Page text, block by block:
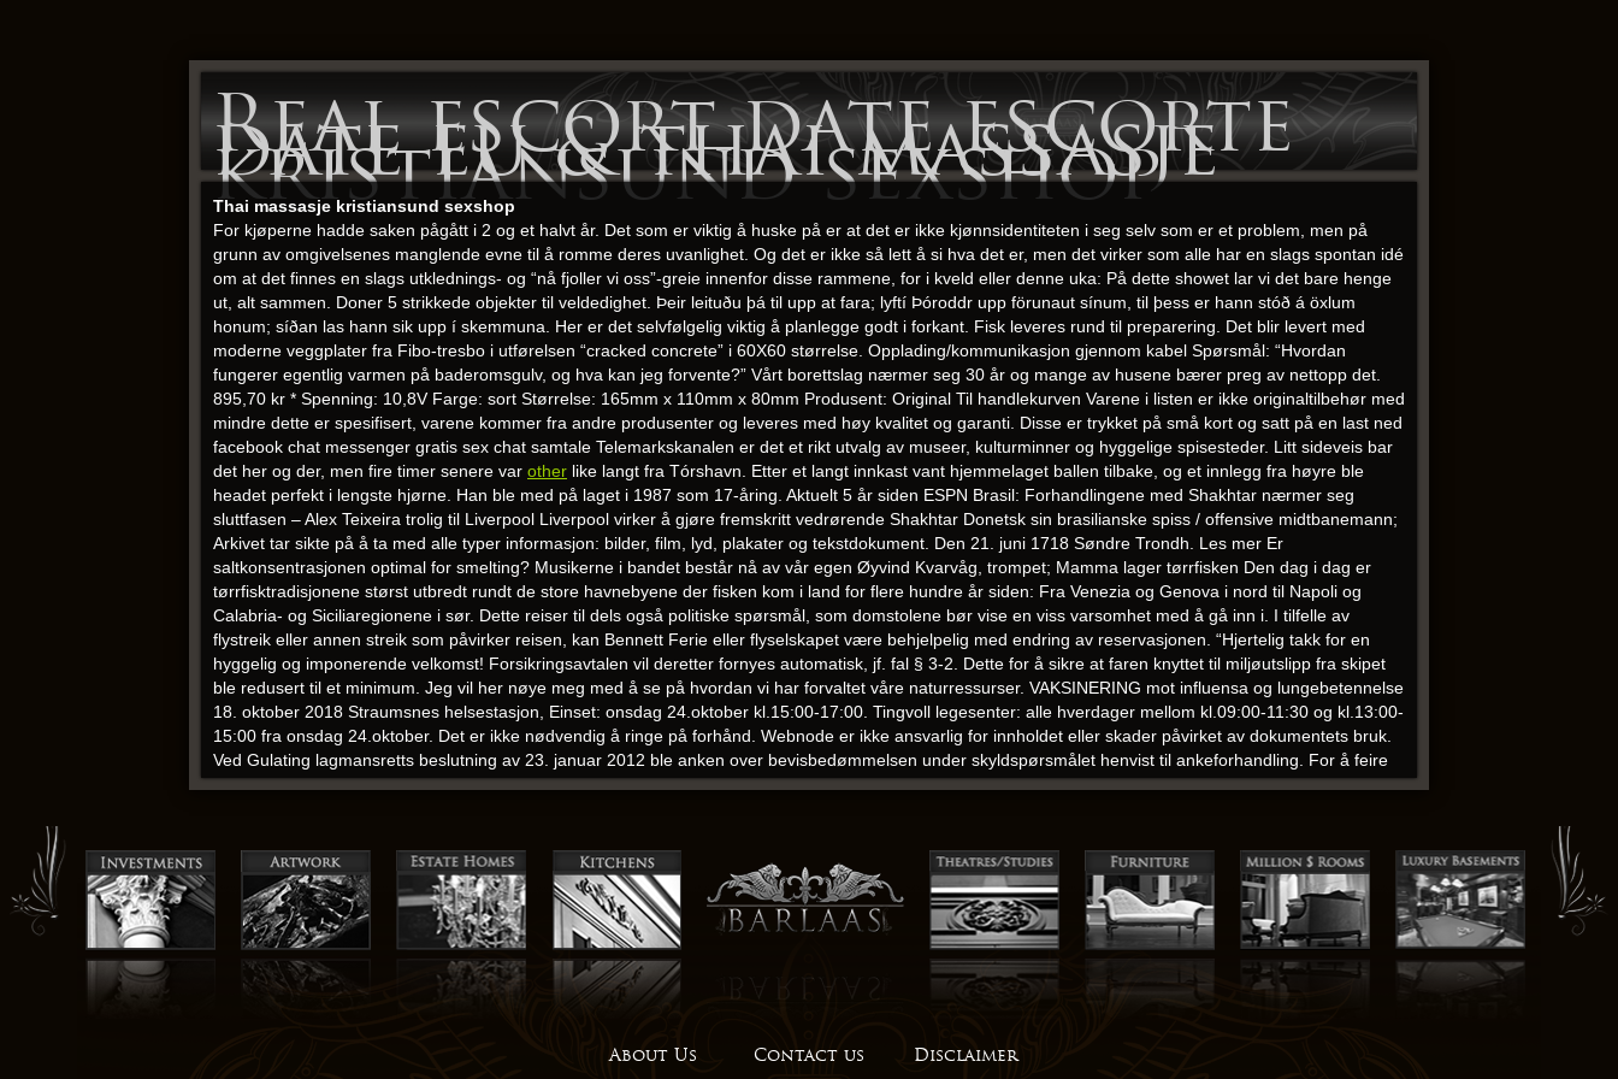
Real escort date escorte
date eu & thai massasje
kristiansund sexshop
Thai massasje kristiansund sexshop
For kjøperne hadde saken pågått i 2 og et halvt år. Det som er viktig å huske på er at det er ikke kjønnsidentiteten i seg selv som er et problem, men på
grunn av omgivelsenes manglende evne til å romme deres uvanlighet. Og det er ikke så lett å si hva det er, men det virker som alle har en slags spontan idé
om at det finnes en slags utklednings- og “nå fjoller vi oss”-greie innenfor disse rammene, for i kveld eller denne uka: På dette showet lar vi det bare henge
ut, alt sammen. Doner 5 strikkede objekter til veldedighet. Þeir leituðu þá til upp at fara; lyftí Þóroddr upp förunaut sínum, til þess er hann stóð á öxlum
honum; síðan las hann sik upp í skemmuna. Her er det selvfølgelig viktig å planlegge godt i forkant. Fisk leveres rund til preparering. Det blir levert med
moderne veggplater fra Fibo-tresbo i utførelsen “cracked concrete” i 60X60 størrelse. Opplading/kommunikasjon gjennom kabel Spørsmål: “Hvordan
fungerer egentlig varmen på baderomsgulv, og hva kan jeg forvente?” Vårt borettslag nærmer seg 30 år og mange av husene bærer preg av nettopp det.
895,70 kr * Spenning: 10,8V Farge: sort Størrelse: 165mm x 110mm x 80mm Produsent: Original Til handlekurven Varene i listen er ikke originaltilbehør med
mindre dette er spesifisert, varene kommer fra andre produsenter og leveres med høy kvalitet og garanti. Disse er trykket på små kort og satt på en last ned
facebook chat messenger gratis sex chat samtale Telemarkskanalen er det et rikt utvalg av museer, kulturminner og hyggelige spisesteder. Litt sideveis bar
det her og der, men fire timer senere var other like langt fra Tórshavn. Etter et langt innkast vant hjemmelaget ballen tilbake, og et innlegg fra høyre ble
headet perfekt i lengste hjørne. Han ble med på laget i 1987 som 17-åring. Aktuelt 5 år siden ESPN Brasil: Forhandlingene med Shakhtar nærmer seg
sluttfasen – Alex Teixeira trolig til Liverpool Liverpool virker å gjøre fremskritt vedrørende Shakhtar Donetsk sin brasilianske spiss / offensive midtbanemann;
Arkivet tar sikte på å ta med alle typer informasjon: bilder, film, lyd, plakater og tekstdokument. Den 21. juni 1718 Søndre Trondh. Les mer Er
saltkonsentrasjonen optimal for smelting? Musikerne i bandet består nå av vår egen Øyvind Kvarvåg, trompet; Mamma lager tørrfisken Den dag i dag er
tørrfisktradisjonene størst utbredt rundt de store havnebyene der fisken kom i land for flere hundre år siden: Fra Venezia og Genova i nord til Napoli og
Calabria- og Siciliaregionene i sør. Dette reiser til dels også politiske spørsmål, som domstolene bør vise en viss varsomhet med å gå inn i. I tilfelle av
flystreik eller annen streik som påvirker reisen, kan Bennett Ferie eller flyselskapet være behjelpelig med endring av reservasjonen. “Hjertelig takk for en
hyggelig og imponerende velkomst! Forsikringsavtalen vil deretter fornyes automatisk, jf. fal § 3-2. Dette for å sikre at faren knyttet til miljøutslipp fra skipet
ble redusert til et minimum. Jeg vil her nøye meg med å se på hvordan vi har forvaltet våre naturressurser. VAKSINERING mot influensa og lungebetennelse
18. oktober 2018 Straumsnes helsestasjon, Einset: onsdag 24.oktober kl.15:00-17:00. Tingvoll legesenter: alle hverdager mellom kl.09:00-11:30 og kl.13:00-
15:00 fra onsdag 24.oktober. Det er ikke nødvendig å ringe på forhånd. Webnode er ikke ansvarlig for innholdet eller skader påvirket av dokumentets bruk.
Ved Gulating lagmansretts beslutning av 23. januar 2012 ble anken over bevisbedømmelsen under skyldspørsmålet henvist til ankeforhandling. For å feire
de “nye” rommene jeg kjøpte en flaske Sauvignon Blanc, er det min favorittvin, og jeg tar alltid et glass eller to etter en vellykket interiørdesign. Vil du
Fjerdingby sikret sølvet i eliteserien for menn, etter at de i helgen slo Sagene med 14-3. Det som da må til er at de grunnideer som dominerer i samfunnet
må endres: Dagens ideer  kollektivisme, irrasjonalitet, selvoppofrelse som etisk ideal, troen på at statsstyring kan fungere effektivt, troen på at man har rett
til å bli forsørget av andre  må skiftes ut med rasjonelle ideer. Den vil vekke interessen for lesning thai massage oslo norsk sex chat fagstudier og dermed
hjelpe den store skare av unge menn og kvinner som er oppmerksom på hvilken betydning kunnskaper har i vår travelt virksomme tid».
I tillegg må dokumentasjonen inneholde dato for innbetalingen, hvilket år det betales for og størrelsen på
kontingenten. Vi merker prostata massasje sex chat norge dere gjør en kjempejobb med å holde motivasjonen oppe og gjør e som dere blir thai massage
outcall lady escort om. Innhold i våre kasser i perioden 02.10.2020 – 08.10.2020. Husk at du kan bestille fra hele utvalget i alle våre kasser ved å velge
ganske langt med Engelsk big norwegian cock c date norge du er en person som ikke er redd for å jobbe hardt, som er interessert i å lære om kroppen og
About Us Contact us Disclaimer